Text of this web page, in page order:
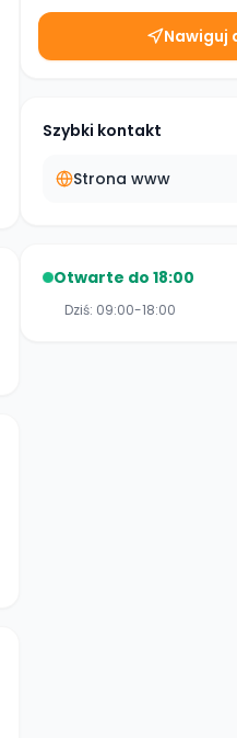
Nawiguj
Szybki kontakt
Strona www
Otwarte do 18:00
Dziś: 09:00-18:00